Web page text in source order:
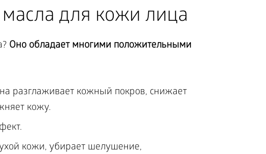
масла для кожи лица
Оно обладает многими положительными
разглаживает кожный покров, снижает
кожу.
кожи, убирает шелушение,